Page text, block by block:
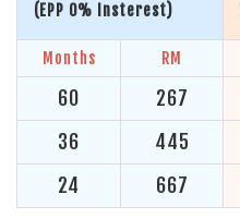
(EPP 0% Insterest)
Months RM
60 267
36
445
24
667